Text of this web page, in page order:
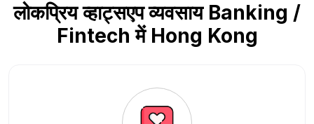
लोकप्रिय व्हाट्सएप व्यवसाय Banking /
Fintech में Hong Kong